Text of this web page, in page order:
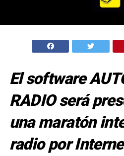
El software
RADIO será
una maratón
radio por